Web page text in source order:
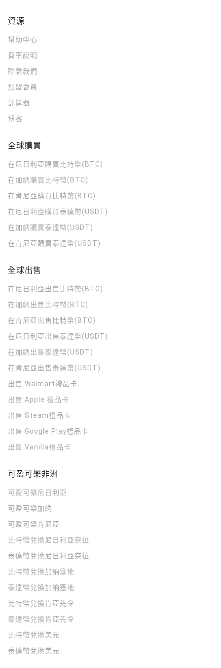
資源
幫助中心
費率說明
聯繫我們
加盟會員
計算器
博客
全球購買
在尼日利亞購買比特幣(BTC)
在加納購買比特幣(BTC)
在肯尼亞購買比特幣(BTC)
在尼日利亞購買泰達幣(USDT)
在加納購買泰達幣(USDT)
在肯尼亞購買泰達幣(USDT)
全球出售
在尼日利亞出售比特幣(BTC)
在加納出售比特幣(BTC)
在肯尼亞出售比特幣(BTC)
在尼日利亞出售泰達幣(USDT)
在加納出售泰達幣(USDT)
在肯尼亞出售泰達幣(USDT)
出售 Walmart禮品卡
出售 Apple 禮品卡
出售 Steam禮品卡
出售 Google Play禮品卡
出售 Vanilla禮品卡
可盈可樂非洲
可盈可樂 尼日利亞
可盈可樂加納
可盈可樂肯尼亞
比特幣兌換尼日利亞奈拉
泰達幣兌換尼日利亞奈拉
比特幣兌換加納塞地
泰達幣兌換加納塞地
比特幣兌換肯亞先令
泰達幣兌換肯亞先令
比特幣兌換美元
泰達幣兌換美元